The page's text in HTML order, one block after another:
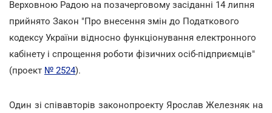
Верховною Радою на позачерговому засіданні 14 липня
прийнято Закон "Про внесення змін до Податкового
кодексу України відносно функціонування електронного
кабінету і спрощення роботи фізичних осіб-підприємців"
(проект № 2524).
Один зі співавторів законопроекту Ярослав Железняк на